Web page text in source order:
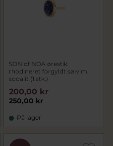
SON of NOA ørestik
rhodineret forgyldt sølv m.
sodalit (1 stk.)
250,00 kr
200,00 kr
På lager